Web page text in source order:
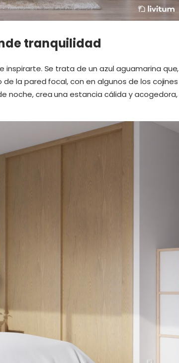
tranquilidad
Se trata de un azul aguamarina que,
la pared focal, con en algunos de los cojines
noche, crea una estancia cálida y acogedora,